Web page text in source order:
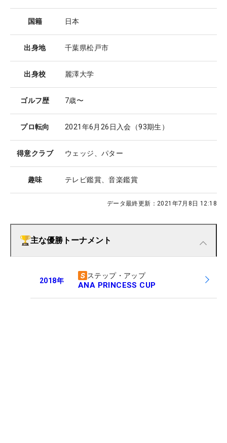
国籍 日本
出身地 千葉県松戸市
出身校 麗澤大学
ゴルフ歴 7歳〜
プロ転向 2021年6月26日入会（93期生）
得意クラブ ウェッジ、パター
趣味 テレビ鑑賞、音楽鑑賞
データ最終更新： 2021年7月8日 12:18
主な優勝トーナメント
2018年
ステップ・アップ
ANA PRINCESS CUP